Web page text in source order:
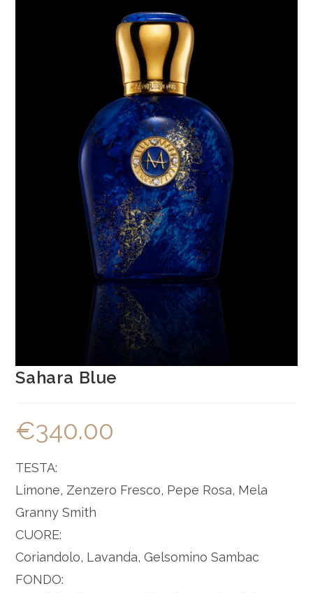
Sahara Blue
€340.00
TESTA:
Limone, Zenzero Fresco, Pepe Rosa, Mela
Granny Smith
CUORE:
Coriandolo, Lavanda, Gelsomino Sambac
FONDO: